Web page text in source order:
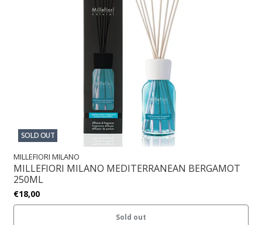
SOLD OUT
MILLEFIORI MILANO
MILLEFIORI MILANO MEDITERRANEAN BERGAMOT
250ML
€18,00
Sold out